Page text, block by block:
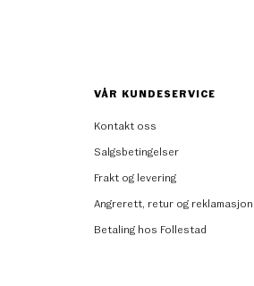
VÅR KUNDESERVICE
Kontakt oss
Salgsbetingelser
Frakt og levering
Angrerett, retur og reklamasjon
Betaling hos Follestad